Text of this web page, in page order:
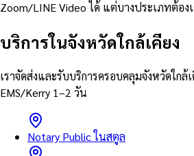
Zoom/LINE Video ได้ แต่บางประเภทต้อ
บริการในจังหวัดใกล้เคียง
เราจัดส่งและรับบริการครอบคลุมจังหวัดใกล้
EMS/Kerry 1–2 วัน
Notary Public ในสตูล